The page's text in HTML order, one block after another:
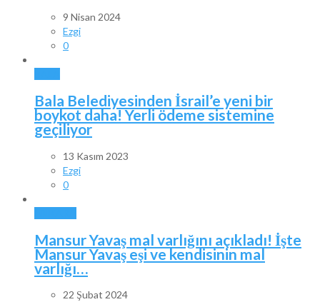
9 Nisan 2024
Ezgi
0
Bala Belediyesinden İsrail’e yeni bir
boykot daha! Yerli ödeme sistemine
geçiliyor
13 Kasım 2023
Ezgi
0
Mansur Yavaş mal varlığını açıkladı! İşte
Mansur Yavaş eşi ve kendisinin mal
varlığı…
22 Şubat 2024